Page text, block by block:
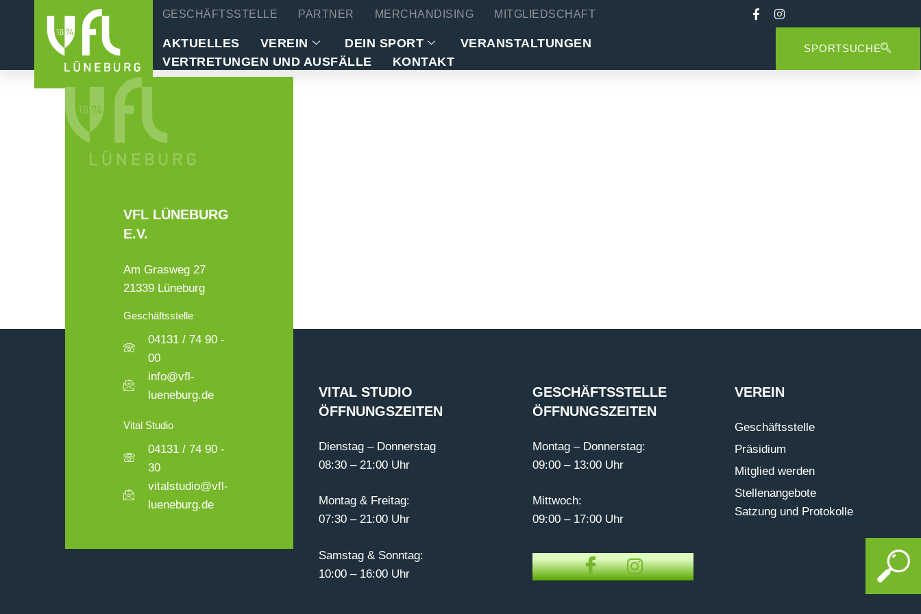
GESCHÄFTSSTELLE PARTNER MERCHANDISING MITGLIEDSCHAFT
AKTUELLES VEREIN DEIN SPORT
VERANSTALTUNGEN
VERTRETUNGEN UND AUSFÄLLE
KONTAKT
SPORTSUCHE
VFL LÜNEBURG
E.V.
Am Grasweg 27
21339 Lüneburg
Geschäftsstelle
04131 / 74 90 -
00
info@vfl-
lueneburg.de
Vital Studio
04131 / 74 90 -
30
vitalstudio@vfl-
lueneburg.de
VITAL STUDIO
ÖFFNUNGSZEITEN
Dienstag – Donnerstag
08:30 – 21:00 Uhr
Montag & Freitag:
07:30 – 21:00 Uhr
Samstag & Sonntag:
10:00 – 16:00 Uhr
GESCHÄFTSSTELLE
ÖFFNUNGSZEITEN
Montag – Donnerstag:
09:00 – 13:00 Uhr
Mittwoch:
09:00 – 17:00 Uhr
VEREIN
Geschäftsstelle
Präsidium
Mitglied werden
Stellenangebote
Satzung und Protokolle